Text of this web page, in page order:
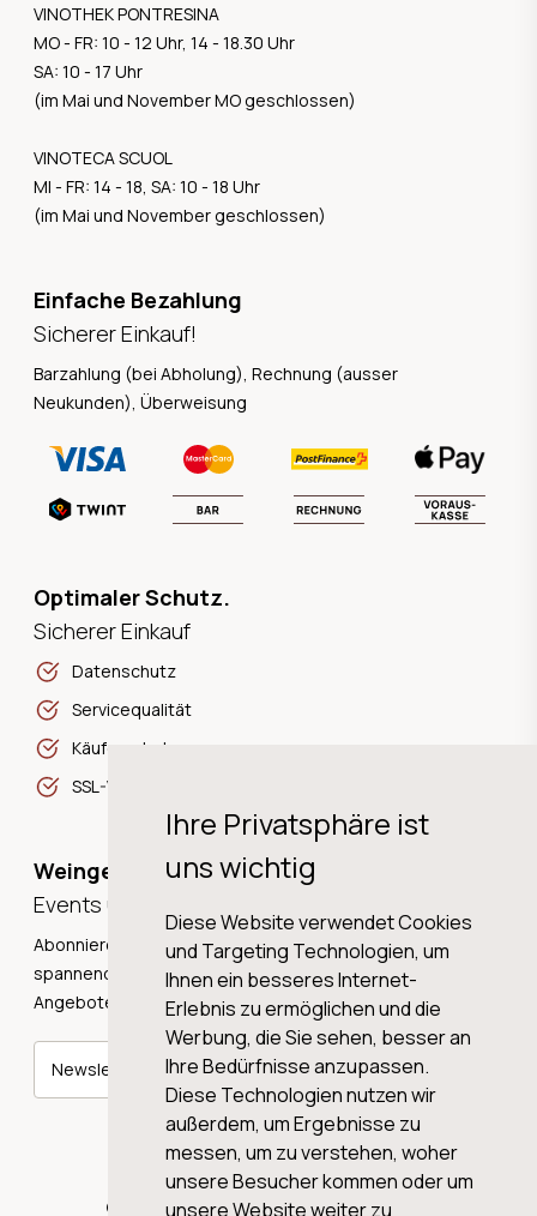
Ihre Privatsphäre ist
uns wichtig
Diese Website verwendet Cookies
und Targeting Technologien, um
Ihnen ein besseres Internet-
Erlebnis zu ermöglichen und die
Werbung, die Sie sehen, besser an
Ihre Bedürfnisse anzupassen.
Diese Technologien nutzen wir
außerdem, um Ergebnisse zu
messen, um zu verstehen, woher
unsere Besucher kommen oder um
unsere Website weiter zu
VINOTHEK PONTRESINA
MO - FR: 10 - 12 Uhr, 14 - 18.30 Uhr
SA: 10 - 17 Uhr
(im Mai und November MO geschlossen)
VINOTECA SCUOL
MI - FR: 14 - 18, SA: 10 - 18 Uhr
(im Mai und November geschlossen)
Einfache Bezahlung
Sicherer Einkauf!
Barzahlung (bei Abholung), Rechnung (ausser
Neukunden), Überweisung
Optimaler Schutz.
Sicherer Einkauf
Datenschutz
Servicequalität
Käuferschutz
SSL-Verschlüsselung
Weingeschichten,
Events und Neuigkeiten!
Abonnieren Sie unseren Newsletter und erhalten Sie
spannende Weingeschichten, Neuigkeiten und tolle
Angebote direkt in Ihre Mailbox.
Newsletter abonnieren
© 2026 WINE AG VALENTIN & VON SALIS